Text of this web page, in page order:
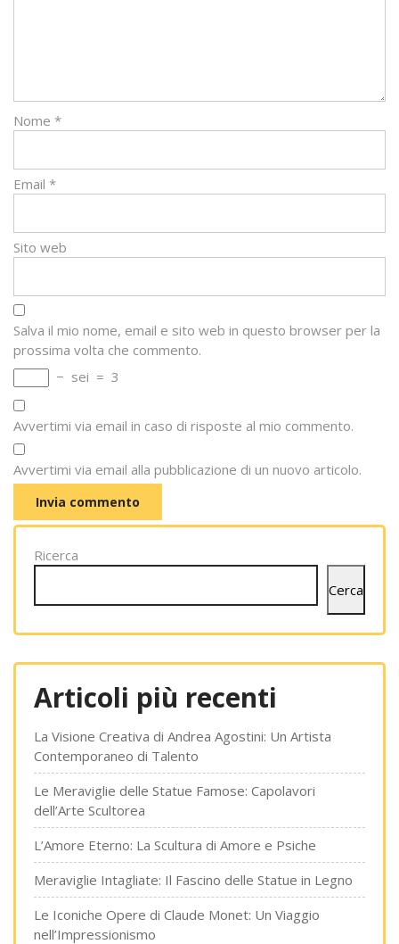
Nome *
Email *
Sito web
Salva il mio nome, email e sito web in questo browser per la
prossima volta che commento.
− sei = 3
Avvertimi via email in caso di risposte al mio commento.
Avvertimi via email alla pubblicazione di un nuovo articolo.
Ricerca
Cerca
Articoli più recenti
La Visione Creativa di Andrea Agostini: Un Artista
Contemporaneo di Talento
Le Meraviglie delle Statue Famose: Capolavori
dell’Arte Scultorea
L’Amore Eterno: La Scultura di Amore e Psiche
Meraviglie Intagliate: Il Fascino delle Statue in Legno
Le Iconiche Opere di Claude Monet: Un Viaggio
nell’Impressionismo